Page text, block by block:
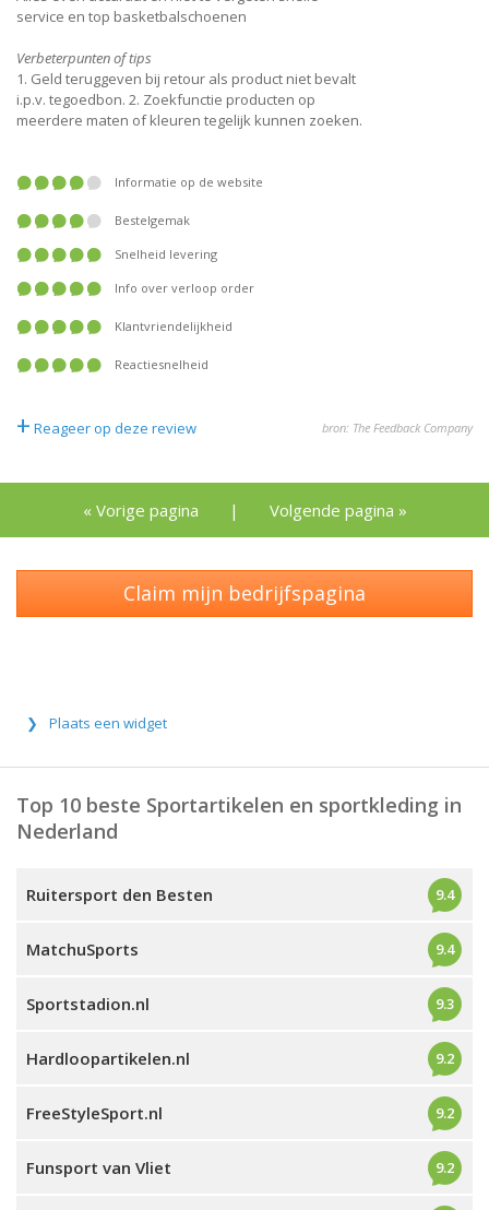
service en top basketbalschoenen
Verbeterpunten of tips
1. Geld teruggeven bij retour als product niet bevalt
i.p.v. tegoedbon. 2. Zoekfunctie producten op
meerdere maten of kleuren tegelijk kunnen zoeken.
Informatie op de website
Bestelgemak
Snelheid levering
Info over verloop order
Klantvriendelijkheid
Reactiesnelheid
+ Reageer op deze review bron: The Feedback Company
« Vorige pagina | Volgende pagina »
Claim mijn bedrijfspagina
Plaats een widget
Top 10 beste Sportartikelen en sportkleding in
Nederland
Ruitersport den Besten 9.4
MatchuSports 9.4
Sportstadion.nl 9.3
Hardloopartikelen.nl 9.2
FreeStyleSport.nl 9.2
Funsport van Vliet 9.2